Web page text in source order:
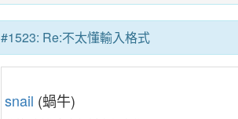
#1523: Re:不太懂輸入格式
snail (蝸牛)